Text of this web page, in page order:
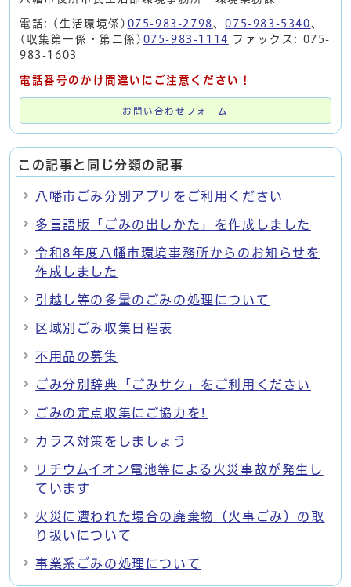
電話: (生活環境係) 075-983-2798 、075-983-5340 、
(収集第一係・第二係) 075-983-1114 ファックス: 075-
983-1603
電話番号のかけ間違いにご注意ください！
お問い合わせフォーム
この記事と同じ分類の記事
八幡市ごみ分別アプリをご利用ください
多言語版「ごみの出しかた」を作成しました
令和8年度八幡市環境事務所からのお知らせを
作成しました
引越し等の多量のごみの処理について
区域別ごみ収集日程表
不用品の募集
ごみ分別辞典「ごみサク」をご利用ください
ごみの定点収集にご協力を!
カラス対策をしましょう
リチウムイオン電池等による火災事故が発生し
ています
火災に遭われた場合の廃棄物（火事ごみ）の取
り扱いについて
事業系ごみの処理について